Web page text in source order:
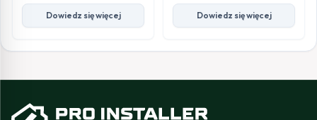
Dowiedz się więcej Dowiedz się więcej